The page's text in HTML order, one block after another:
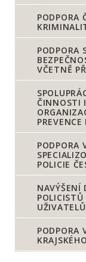
PODPORA
PODPORA
VČETNĚ
ČINNOSTI
PODPORA
POLICIE
NAVÝŠENÍ
PODPORA